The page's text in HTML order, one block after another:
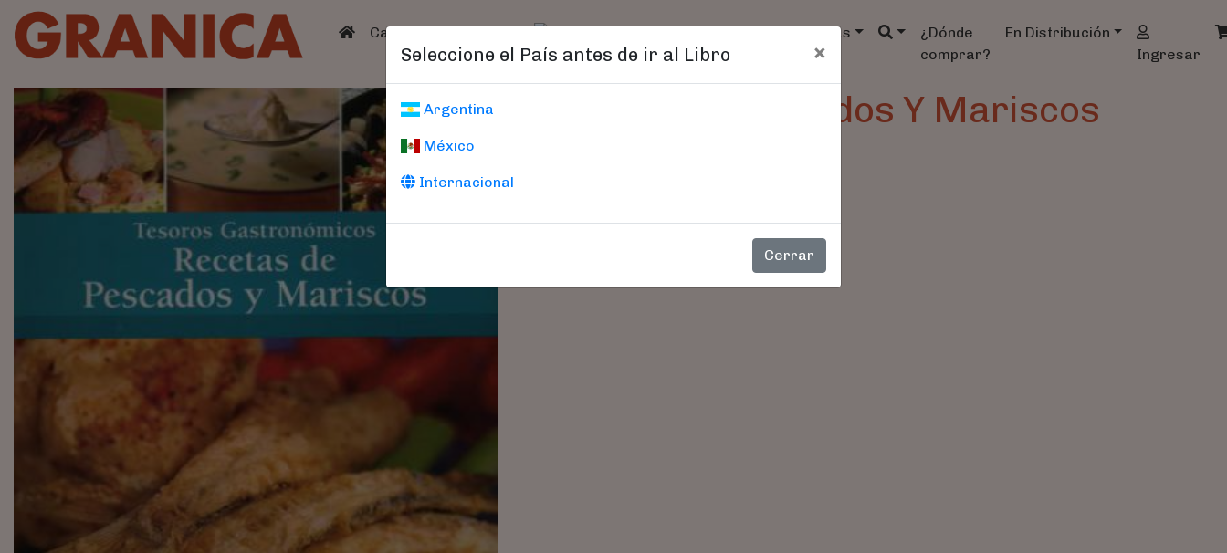
(current)
Catálogo Catálogo Agendas
¿Dónde
comprar?
En Distribución
Ingresar
Seleccione el País antes de ir al Libro ×
Argentina
México
Internacional
Cerrar
Recetas De Pescados Y Mariscos